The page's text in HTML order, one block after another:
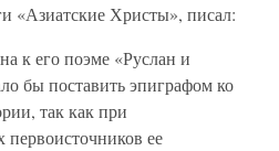
«Азиатские Христы», писал:
к его поэме «Руслан и
бы поставить эпиграфом ко
так как при
первоисточников ее